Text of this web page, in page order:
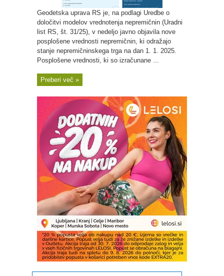
Geodetska uprava RS je, na podlagi Uredbe o
določitvi modelov vrednotenja nepremičnin (Uradni
list RS, št. 31/25), v nedeljo javno objavila nove
posplošene vrednosti nepremičnin, ki odražajo
stanje nepremičninskega trga na dan 1. 1. 2025.
Posplošene vrednosti, ki so izračunane ...
Preberi več »